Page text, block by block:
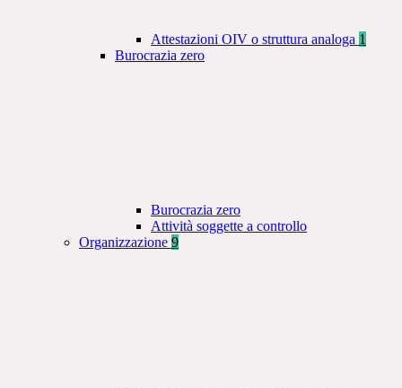
Attestazioni OIV o struttura analoga 1
Burocrazia zero
Burocrazia zero
Attività soggette a controllo
Organizzazione 9